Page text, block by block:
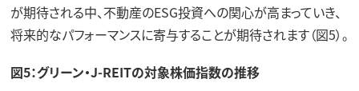
が期待される中、不動産のESG投資への関心が高まっていき、
将来的なパフォーマンスに寄与することが期待されます（図5）。
図5：グリーン・J-REITの対象株価指数の推移